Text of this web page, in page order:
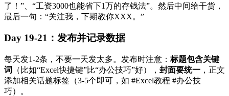
了！”、“工资3000也能省下1万的存钱法”。然后中间给干货，
最后一句：“关注我，下期教你XXX。”
Day 19-21：发布并记录数据
每天发1-2条，不要一天发太多。发布时注意： 标题包含关键
词
（比如“Excel快捷键”比“办公技巧”好）， 封面要统一 ，正文
添加相关话题标签（3-5个即可，如 #Excel教程 #办公技
巧）。